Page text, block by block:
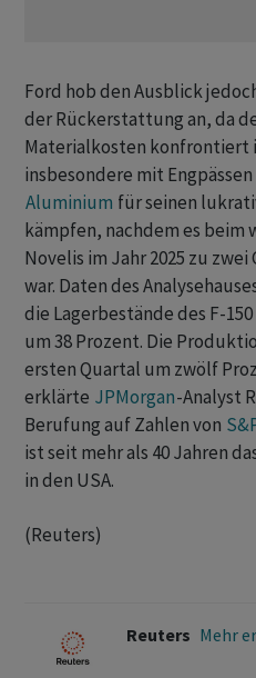
Ford hob den Ausblick
der Rückerstattung an, da
Materialkosten konfrontiert
insbesondere mit
Aluminium für seinen
kämpfen, nachdem es
Novelis im Jahr 2025 zu
war. ⁠Daten des
die Lagerbestände des F-
um 38 Prozent. Die
ersten Quartal um zwölf
erklärte JPMorgan-Analyst
Berufung auf Zahlen von
ist seit mehr als 40 Jahren
in den USA.
(Reuters)
Reuters Mehr